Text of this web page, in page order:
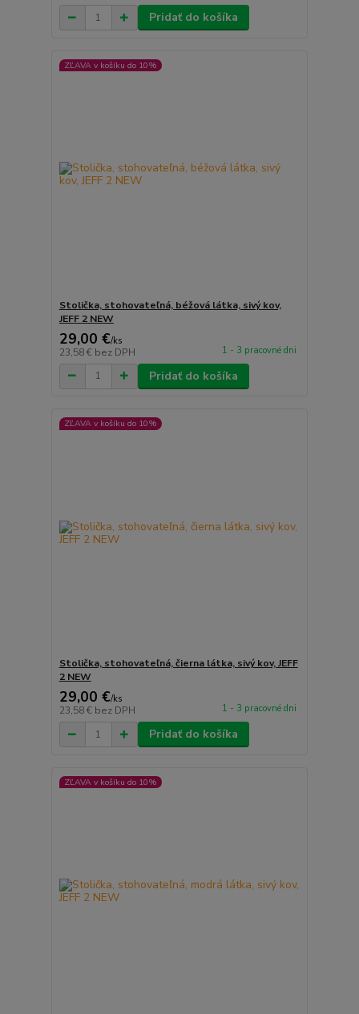
Pridať do košíka
ZĽAVA v košíku do 10%
Stolička, stohovateľná, béžová látka, sivý kov,
JEFF 2 NEW
29,00 €/ks
23,58 € bez DPH 1 - 3 pracovné dni
Pridať do košíka
ZĽAVA v košíku do 10%
Stolička, stohovateľná, čierna látka, sivý kov, JEFF
2 NEW
29,00 €/ks
23,58 € bez DPH 1 - 3 pracovné dni
Pridať do košíka
ZĽAVA v košíku do 10%